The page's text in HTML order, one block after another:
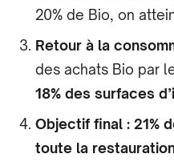
20% de Bio, on
Retour à la
des achats Bio par
18% des surfaces
Objectif final : 21%
toute la